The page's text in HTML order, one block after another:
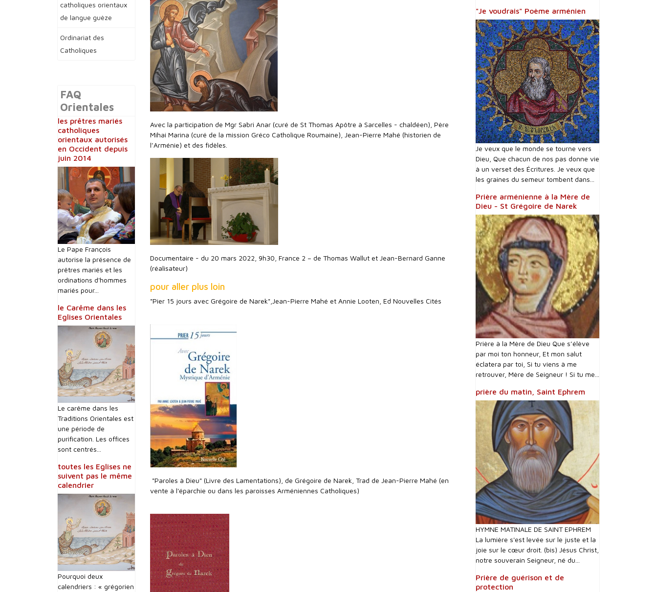
catholiques orientaux
de langue guèze
Ordinariat des
Catholiques
FAQ
Orientales
les prêtres mariés
catholiques
orientaux autorisés
en Occident depuis
juin 2014
Le Pape François
autorise la présence de
prêtres mariés et les
ordinations d'hommes
mariés pour...
le Carême dans les
Eglises Orientales
Le carême dans les
Traditions Orientales est
une période de
purification. Les offices
sont centrés...
toutes les Eglises ne
suivent pas le même
calendrier
Pourquoi deux
calendriers : « grégorien
Avec la participation de Mgr Sabri Anar (curé de St Thomas Apôtre à Sarcelles - chaldéen), Père
Mihai Marina (curé de la mission Gréco Catholique Roumaine), Jean-Pierre Mahé (historien de
l’Arménie) et des fidèles.
Documentaire - du 20 mars 2022, 9h30, France 2 – de Thomas Wallut et Jean-Bernard Ganne
(réalisateur)
pour aller plus loin
"Pier 15 jours avec Grégoire de Narek",Jean-Pierre Mahé et Annie Looten, Ed Nouvelles Cités
"Paroles à Dieu" (Livre des Lamentations), de Grégoire de Narek, Trad de Jean-Pierre Mahé (en
vente à l'éparchie ou dans les paroisses Arméniennes Catholiques)
"Je voudrais" Poème arménien
Je veux que le monde se tourne vers
Dieu, Que chacun de nos pas donne vie
à un verset des Écritures. Je veux que
les graines du semeur tombent dans...
Prière arménienne à la Mère de
Dieu - St Grégoire de Narek
Prière à la Mère de Dieu Que s’élève
par moi ton honneur, Et mon salut
éclatera par toi, Si tu viens à me
retrouver, Mère de Seigneur ! Si tu me...
prière du matin, Saint Ephrem
HYMNE MATINALE DE SAINT EPHREM
La lumière s'est levée sur le juste et la
joie sur le cœur droit. (bis) Jésus Christ,
notre souverain Seigneur, né du...
Prière de guérison et de
protection